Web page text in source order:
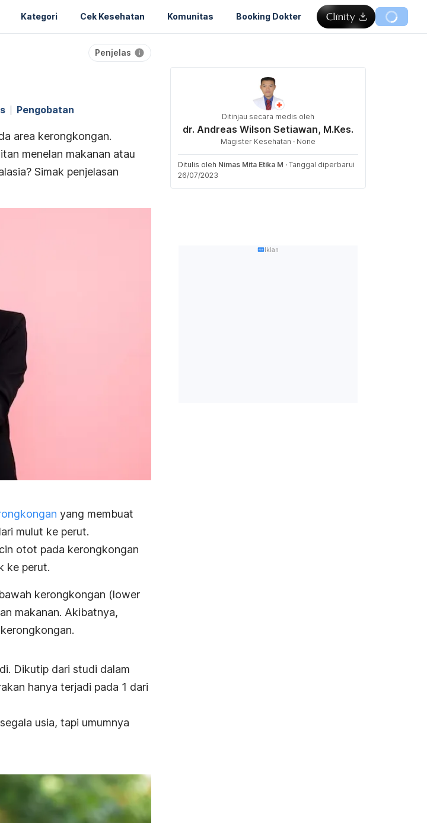
Kategori Cek Kesehatan Komunitas Booking Dokter
Penjelas
Pengobatan
area kerongkongan.
menelan makanan atau
Simak penjelasan
yang membuat
mulut ke perut.
otot pada kerongkongan
ke perut.
kerongkongan (lower
makanan. Akibatnya,
Dikutip dari studi dalam
hanya terjadi pada 1 dari
usia, tapi umumnya
Ditinjau secara medis oleh
dr. Andreas Wilson Setiawan, M.Kes.
Magister Kesehatan · None
Ditulis oleh Nimas Mita Etika M · Tanggal diperbarui
26/07/2023
Iklan